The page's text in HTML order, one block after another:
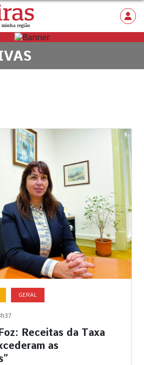
GERAL
Receitas da Taxa
as